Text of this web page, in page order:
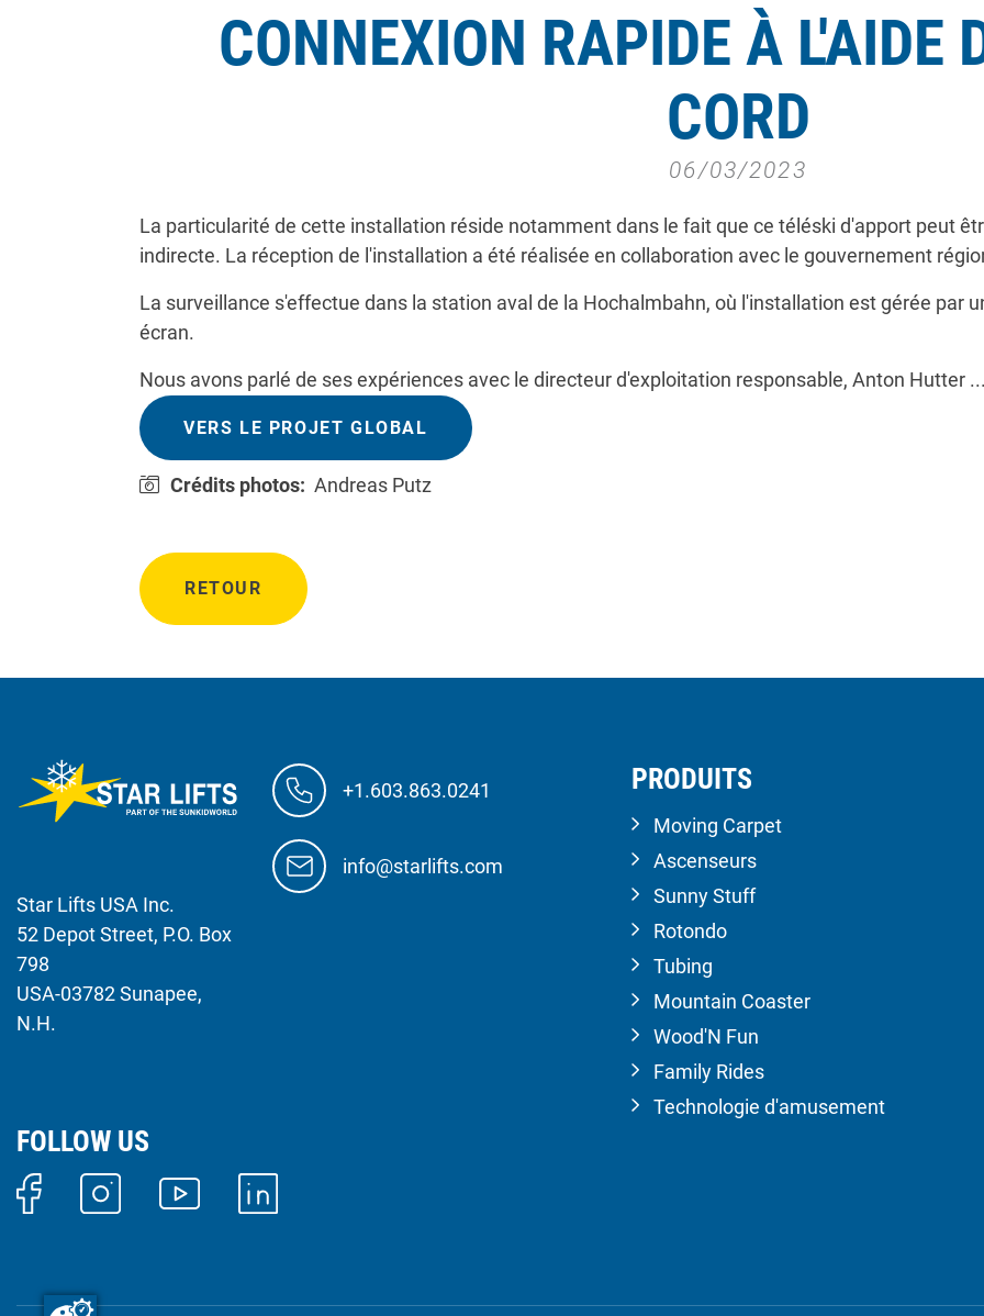
CONNEXION RAPIDE À L'AIDE
CORD
06/03/2023
La particularité de cette installation réside notamment dans le fait que ce téléski d'apport peut
indirecte. La réception de l'installation a été réalisée en collaboration avec le gouvernement
La surveillance s'effectue dans la station aval de la Hochalmbahn, où l'installation est gérée par
écran.
Nous avons parlé de ses expériences avec le directeur d'exploitation responsable, Anton Hutter ...
VERS LE PROJET GLOBAL
Crédits photos: Andreas Putz
RETOUR
Star Lifts USA Inc.
52 Depot Street, P.O. Box
798
USA-03782 Sunapee,
N.H.
+1.603.863.0241
info@starlifts.com
FOLLOW US
PRODUITS
Moving Carpet
Ascenseurs
Sunny Stuff
Rotondo
Tubing
Mountain Coaster
Wood'N Fun
Family Rides
Technologie d'amusement